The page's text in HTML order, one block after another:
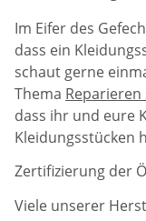
Im Eifer des
dass ein
schaut gerne
Thema
dass ihr und eure
Kleidungsstücken
Zertifizierung der
Viele unserer